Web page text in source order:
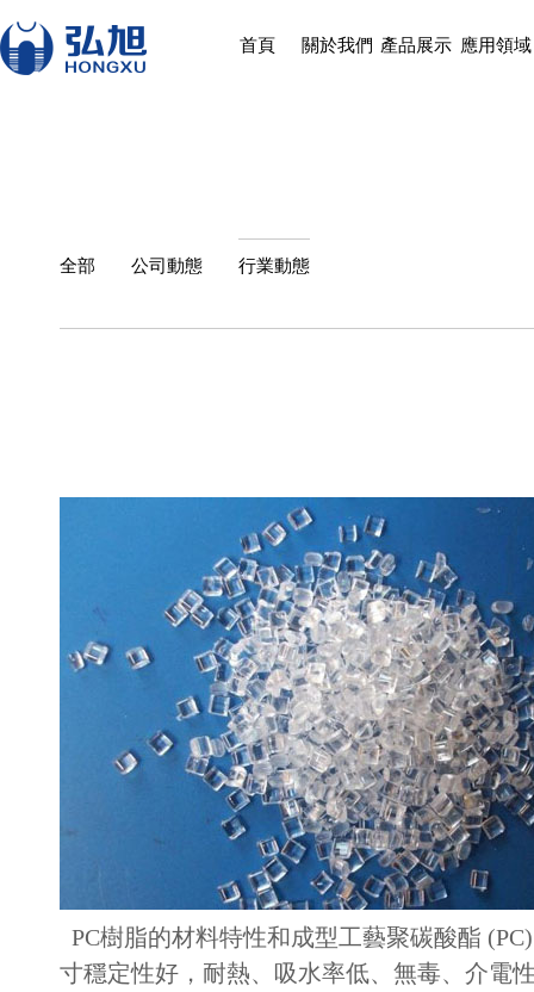
首頁 關於我們 產品展示 應用領域
全部 公司動態 行業動態
PC樹脂的材料特性和成型工藝聚碳酸酯
寸穩定性好，耐熱、吸水率低、無毒、介電